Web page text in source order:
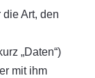
Art, den
„Daten“)
mit ihm